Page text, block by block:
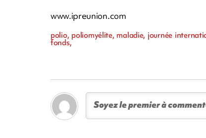
www.ipreunion.com
polio, poliomyélite, maladie, journée
fonds,